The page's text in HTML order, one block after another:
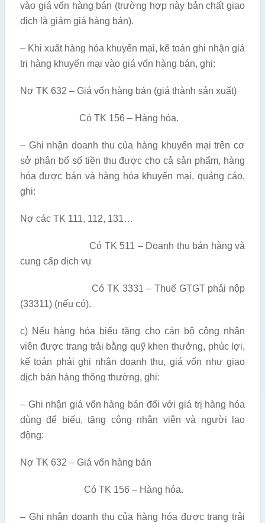
vào giá vốn hàng bán (trường hợp này bản chất giao
dịch là giảm giá hàng bán).
– Khi xuất hàng hóa khuyến mại, kế toán ghi nhận giá
trị hàng khuyến mại vào giá vốn hàng bán, ghi:
Nợ TK 632 – Giá vốn hàng bán (giá thành sản xuất)
Có TK 156 – Hàng hóa.
– Ghi nhận doanh thu của hàng khuyến mại trên cơ
sở phân bổ số tiền thu được cho cả sản phẩm, hàng
hóa được bán và hàng hóa khuyến mại, quảng cáo,
ghi:
Nợ các TK 111, 112, 131…
Có TK 511 – Doanh thu bán hàng và
cung cấp dịch vụ
Có TK 3331 – Thuế GTGT phải nộp
(33311) (nếu có).
c) Nếu hàng hóa biếu tặng cho cán bộ công nhân
viên được trang trải bằng quỹ khen thưởng, phúc lợi,
kế toán phải ghi nhận doanh thu, giá vốn như giao
dịch bán hàng thông thường, ghi:
– Ghi nhận giá vốn hàng bán đối với giá trị hàng hóa
dùng để biếu, tặng công nhân viên và người lao
động:
Nợ TK 632 – Giá vốn hàng bán
Có TK 156 – Hàng hóa.
– Ghi nhận doanh thu của hàng hóa được trang trải